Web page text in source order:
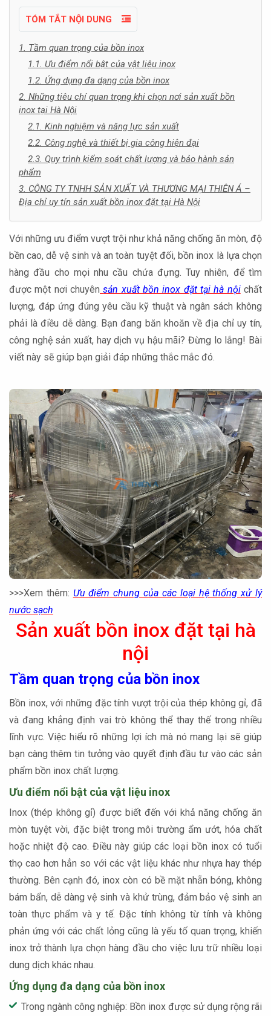
TÓM TẮT NỘI DUNG
1. Tầm quan trọng của bồn inox
1.1. Ưu điểm nổi bật của vật liệu inox
1.2. Ứng dụng đa dạng của bồn inox
2. Những tiêu chí quan trọng khi chọn nơi sản xuất bồn
inox tại Hà Nội
2.1. Kinh nghiệm và năng lực sản xuất
2.2. Công nghệ và thiết bị gia công hiện đại
2.3. Quy trình kiểm soát chất lượng và bảo hành sản
phẩm
3. CÔNG TY TNHH SẢN XUẤT VÀ THƯƠNG MẠI THIÊN Á –
Địa chỉ uy tín sản xuất bồn inox đặt tại Hà Nội
Với những ưu điểm vượt trội như khả năng chống ăn mòn, độ
bền cao, dễ vệ sinh và an toàn tuyệt đối, bồn inox là lựa chọn
hàng đầu cho mọi nhu cầu chứa đựng. Tuy nhiên, để tìm
được một nơi chuyên sản xuất bồn inox đặt tại hà nộichất
lượng, đáp ứng đúng yêu cầu kỹ thuật và ngân sách không
phải là điều dễ dàng. Bạn đang băn khoăn về địa chỉ uy tín,
công nghệ sản xuất, hay dịch vụ hậu mãi? Đừng lo lắng! Bài
viết này sẽ giúp bạn giải đáp những thắc mắc đó.
>>>Xem thêm: Ưu điểm chung của các loại hệ thống xử lý
nước sạch
Sản xuất bồn inox đặt tại hà
nội
Tầm quan trọng của bồn inox
Bồn inox, với những đặc tính vượt trội của thép không gỉ, đã
và đang khẳng định vai trò không thể thay thế trong nhiều
lĩnh vực. Việc hiểu rõ những lợi ích mà nó mang lại sẽ giúp
bạn càng thêm tin tưởng vào quyết định đầu tư vào các sản
phẩm bồn inox chất lượng.
Ưu điểm nổi bật của vật liệu inox
Inox (thép không gỉ) được biết đến với khả năng chống ăn
mòn tuyệt vời, đặc biệt trong môi trường ẩm ướt, hóa chất
hoặc nhiệt độ cao. Điều này giúp các loại bồn inox có tuổi
thọ cao hơn hẳn so với các vật liệu khác như nhựa hay thép
thường. Bên cạnh đó, inox còn có bề mặt nhẵn bóng, không
bám bẩn, dễ dàng vệ sinh và khử trùng, đảm bảo vệ sinh an
toàn thực phẩm và y tế. Đặc tính không từ tính và không
phản ứng với các chất lỏng cũng là yếu tố quan trọng, khiến
inox trở thành lựa chọn hàng đầu cho việc lưu trữ nhiều loại
dung dịch khác nhau.
Ứng dụng đa dạng của bồn inox
Trong ngành công nghiệp: Bồn inox được sử dụng rộng rãi